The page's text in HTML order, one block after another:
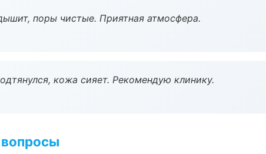
поры чистые. Приятная атмосфера.
кожа сияет. Рекомендую клинику.